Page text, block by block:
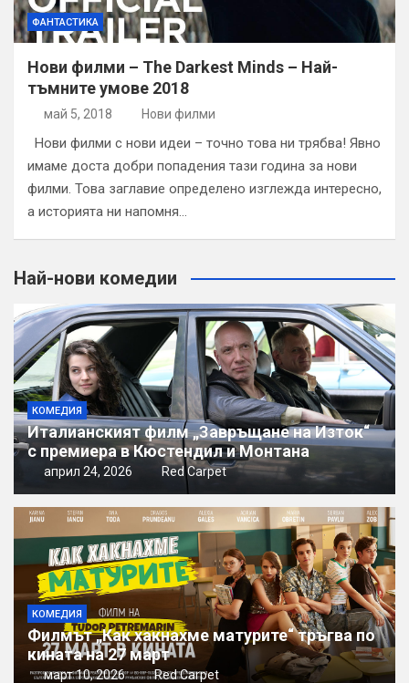
ФАНТАСТИКА
Нови филми – The Darkest Minds – Най-
тъмните умове 2018
май 5, 2018 Нови филми
Нови филми с нови идеи – точно това ни трябва! Явно
имаме доста добри попадения тази година за нови
филми. Това заглавие определено изглежда интересно,
а историята ни напомня…
Най-нови комедии
КОМЕДИЯ
Италианският филм „Завръщане на Изток“
с премиера в Кюстендил и Монтана
април 24, 2026 Red Carpet
КОМЕДИЯ
Филмът „Как хакнахме матурите“ тръгва по
кината на 27 март
март 10, 2026 Red Carpet